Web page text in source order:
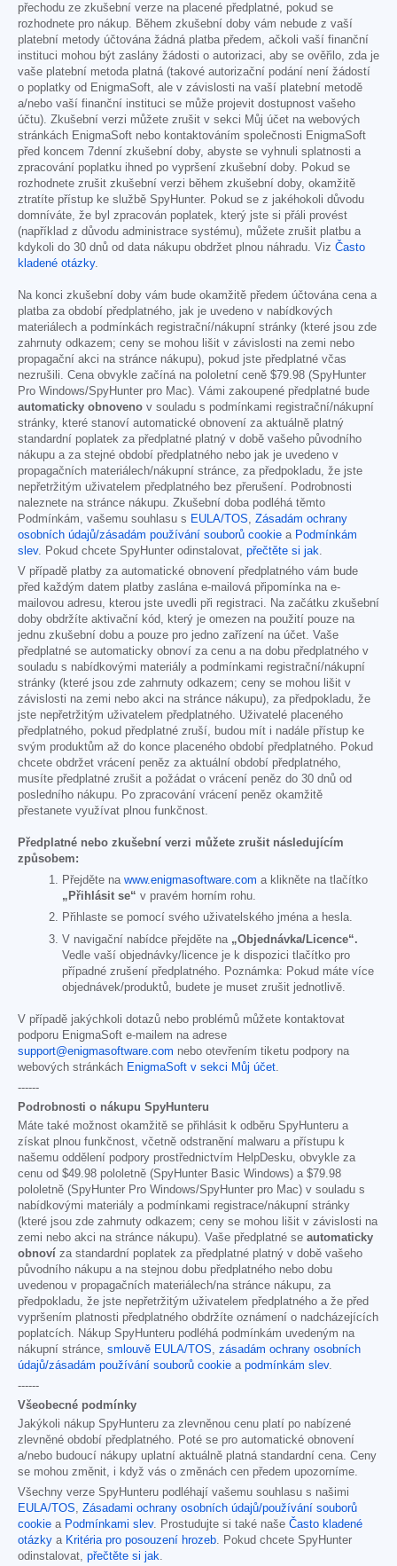
přechodu ze zkušební verze na placené předplatné, pokud se
rozhodnete pro nákup. Během zkušební doby vám nebude z vaší
platební metody účtována žádná platba předem, ačkoli vaší finanční
instituci mohou být zaslány žádosti o autorizaci, aby se ověřilo, zda je
vaše platební metoda platná (takové autorizační podání není žádostí
o poplatky od EnigmaSoft, ale v závislosti na vaší platební metodě
a/nebo vaší finanční instituci se může projevit dostupnost vašeho
účtu). Zkušební verzi můžete zrušit v sekci Můj účet na webových
stránkách EnigmaSoft nebo kontaktováním společnosti EnigmaSoft
před koncem 7denní zkušební doby, abyste se vyhnuli splatnosti a
zpracování poplatku ihned po vypršení zkušební doby. Pokud se
rozhodnete zrušit zkušební verzi během zkušební doby, okamžitě
ztratíte přístup ke službě SpyHunter. Pokud se z jakéhokoli důvodu
domníváte, že byl zpracován poplatek, který jste si přáli provést
(například z důvodu administrace systému), můžete zrušit platbu a
kdykoli do 30 dnů od data nákupu obdržet plnou náhradu. Viz Často
kladené otázky.
Na konci zkušební doby vám bude okamžitě předem účtována cena a
platba za období předplatného, jak je uvedeno v nabídkových
materiálech a podmínkách registrační/nákupní stránky (které jsou zde
zahrnuty odkazem; ceny se mohou lišit v závislosti na zemi nebo
propagační akci na stránce nákupu), pokud jste předplatné včas
nezrušili. Cena obvykle začíná na pololetní ceně $79.98 (SpyHunter
Pro Windows/SpyHunter pro Mac). Vámi zakoupené předplatné bude
automaticky obnoveno v souladu s podmínkami registrační/nákupní
stránky, které stanoví automatické obnovení za aktuálně platný
standardní poplatek za předplatné platný v době vašeho původního
nákupu a za stejné období předplatného nebo jak je uvedeno v
propagačních materiálech/nákupní stránce, za předpokladu, že jste
nepřetržitým uživatelem předplatného bez přerušení. Podrobnosti
naleznete na stránce nákupu. Zkušební doba podléhá těmto
Podmínkám, vašemu souhlasu s EULA/TOS, Zásadám ochrany
osobních údajů/zásadám používání souborů cookie a Podmínkám
slev. Pokud chcete SpyHunter odinstalovat, přečtěte si jak.
V případě platby za automatické obnovení předplatného vám bude
před každým datem platby zaslána e-mailová připomínka na e-
mailovou adresu, kterou jste uvedli při registraci. Na začátku zkušební
doby obdržíte aktivační kód, který je omezen na použití pouze na
jednu zkušební dobu a pouze pro jedno zařízení na účet. Vaše
předplatné se automaticky obnoví za cenu a na dobu předplatného v
souladu s nabídkovými materiály a podmínkami registrační/nákupní
stránky (které jsou zde zahrnuty odkazem; ceny se mohou lišit v
závislosti na zemi nebo akci na stránce nákupu), za předpokladu, že
jste nepřetržitým uživatelem předplatného. Uživatelé placeného
předplatného, pokud předplatné zruší, budou mít i nadále přístup ke
svým produktům až do konce placeného období předplatného. Pokud
chcete obdržet vrácení peněz za aktuální období předplatného,
musíte předplatné zrušit a požádat o vrácení peněz do 30 dnů od
posledního nákupu. Po zpracování vrácení peněz okamžitě
přestanete využívat plnou funkčnost.
Předplatné nebo zkušební verzi můžete zrušit následujícím
způsobem:
Přejděte na www.enigmasoftware.com a klikněte na tlačítko
„Přihlásit se“ v pravém horním rohu.
Přihlaste se pomocí svého uživatelského jména a hesla.
V navigační nabídce přejděte na „Objednávka/Licence“.
Vedle vaší objednávky/licence je k dispozici tlačítko pro
případné zrušení předplatného. Poznámka: Pokud máte více
objednávek/produktů, budete je muset zrušit jednotlivě.
V případě jakýchkoli dotazů nebo problémů můžete kontaktovat
podporu EnigmaSoft e-mailem na adrese
support@enigmasoftware.com nebo otevřením tiketu podpory na
webových stránkách EnigmaSoft v sekci Můj účet
------
Podrobnosti o nákupu SpyHunteru
Máte také možnost okamžitě se přihlásit k odběru SpyHunteru a
získat plnou funkčnost, včetně odstranění malwaru a přístupu k
našemu oddělení podpory prostřednictvím HelpDesku, obvykle za
cenu od $49.98 pololetně (SpyHunter Basic Windows) a $79.98
pololetně (SpyHunter Pro Windows/SpyHunter pro Mac) v souladu s
nabídkovými materiály a podmínkami registrace/nákupní stránky
(které jsou zde zahrnuty odkazem; ceny se mohou lišit v závislosti na
zemi nebo akci na stránce nákupu). Vaše předplatné se automaticky
obnoví za standardní poplatek za předplatné platný v době vašeho
původního nákupu a na stejnou dobu předplatného nebo dobu
uvedenou v propagačních materiálech/na stránce nákupu, za
předpokladu, že jste nepřetržitým uživatelem předplatného a že před
vypršením platnosti předplatného obdržíte oznámení o nadcházejících
poplatcích. Nákup SpyHunteru podléhá podmínkám uvedeným na
nákupní stránce, smlouvě EULA/TOS
zásadám ochrany osobních
údajů/zásadám používání souborů cookie a podmínkám slev.
------
Všeobecné podmínky
Jakýkoli nákup SpyHunteru za zlevněnou cenu platí po nabízené
zlevněné období předplatného. Poté se pro automatické obnovení
a/nebo budoucí nákupy uplatní aktuálně platná standardní cena. Ceny
se mohou změnit, i když vás o změnách cen předem upozorníme.
Všechny verze SpyHunteru podléhají vašemu souhlasu s našimi
EULA/TOS
Zásadami ochrany osobních údajů/používání souborů
cookie a Podmínkami slev. Prostudujte si také naše Často kladené
otázky a Kritéria pro posouzení hrozeb . Pokud chcete SpyHunter
odinstalovat, přečtěte si jak